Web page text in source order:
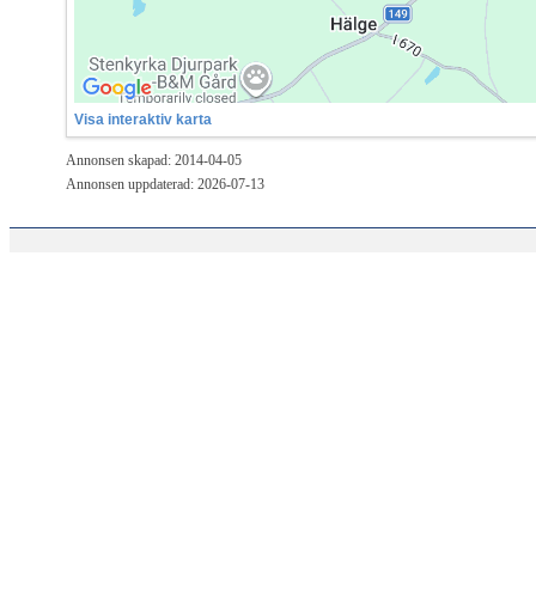
Visa interaktiv karta
Annonsen skapad: 2014-04-05
Annonsen uppdaterad: 2026-07-13